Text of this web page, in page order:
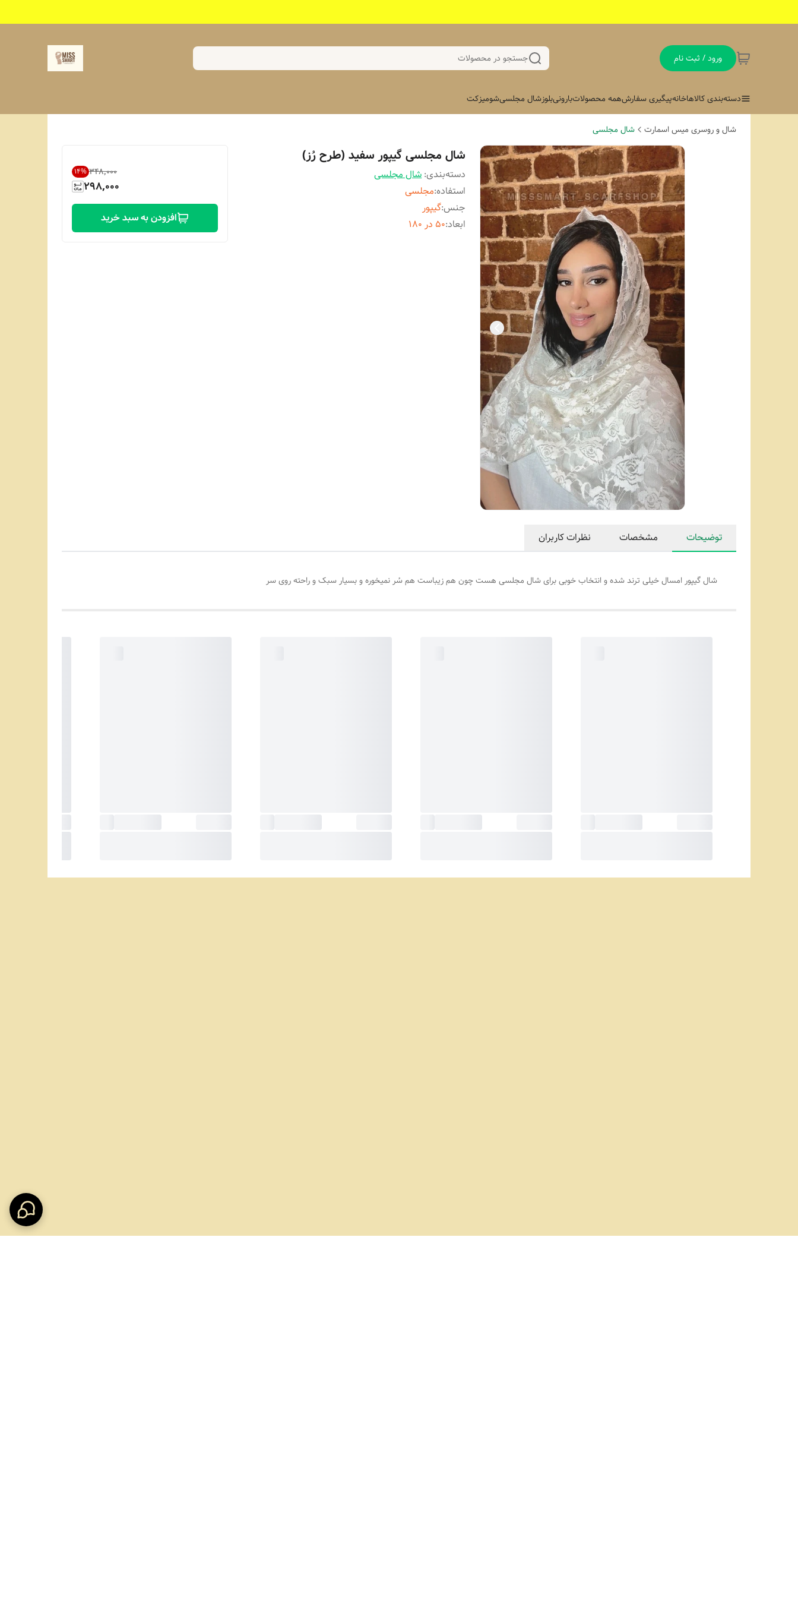
ورود / ثبت نام جستجو در محصولات
دسته‌بندی کالاهاخانهپیگیری سفارشهمه محصولاتبارونیبلوزشال مجلسیشومیزکت
شال و روسری میس اسمارت شال مجلسی
شال مجلسی گیپور سفید (طرح رُز)
دسته‌بندی:شال مجلسی
استفاده:مجلسی
جنس:گیپور
ابعاد:۵۰ در ۱۸۰
۳۴۸٬۰۰۰ 14%
298,000
افزودن به سبد خرید
توضیحات مشخصات نظرات کاربران
شال گیپور امسال خیلی ترند شده و انتخاب خوبی برای شال مجلسی هست چون هم زیباست هم سُر نمیخوره و بسیار سبک و راحته روی سر